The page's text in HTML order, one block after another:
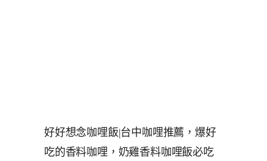
好好想念咖哩飯|台中咖哩推薦，爆好
吃的香料咖哩，奶雞香料咖哩飯必吃